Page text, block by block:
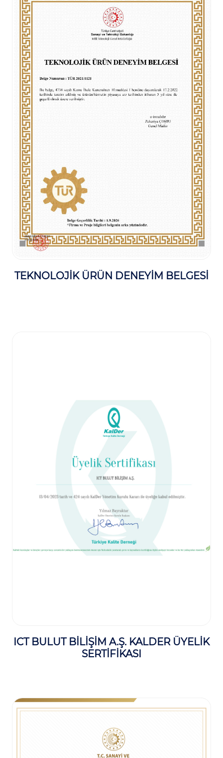
TEKNOLOJİK ÜRÜN DENEYİM BELGESİ
ICT BULUT BİLİŞİM A.Ş. KALDER ÜYELİK
SERTİFİKASI